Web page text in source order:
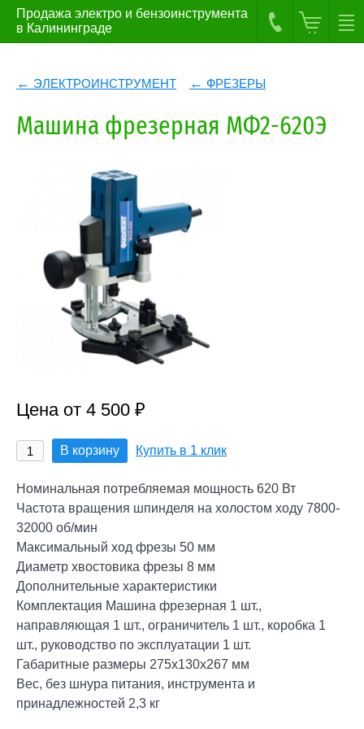
Продажа электро и бензоинструмента
в Калининграде
ЭЛЕКТРОИНСТРУМЕНТ ФРЕЗЕРЫ
Машина фрезерная МФ2-620Э
Цена от 4 500 ₽
В корзину Купить в 1 клик
Номинальная потребляемая мощность 620 Вт
Частота вращения шпинделя на холостом ходу 7800-
32000 об/мин
Максимальный ход фрезы 50 мм
Диаметр хвостовика фрезы 8 мм
Дополнительные характеристики
Комплектация Машина фрезерная 1 шт.,
направляющая 1 шт., ограничитель 1 шт., коробка 1
шт., руководство по эксплуатации 1 шт.
Габаритные размеры 275х130х267 мм
Вес, без шнура питания, инструмента и
принадлежностей 2,3 кг